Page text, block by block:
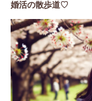
婚活の散歩道♡